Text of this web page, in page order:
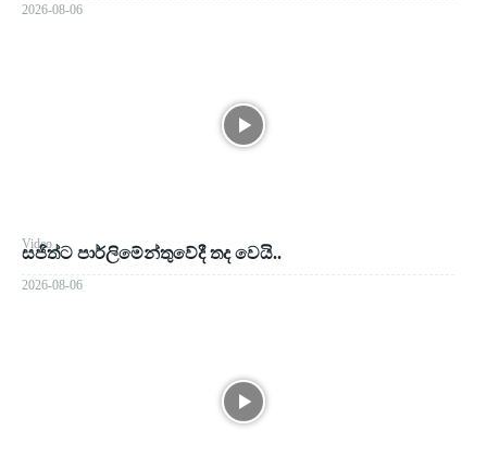
2026-08-06
Video
සජිත්ට පාර්ලිමේන්තුවේදී තද වෙයි..
2026-08-06